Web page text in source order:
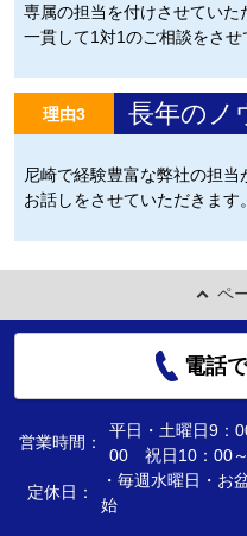
専属の担当を付けさせていた
一貫して1対1のご相談をさせ
理由3 長年のノ
尼崎で経験豊富な弊社の担
お話しをさせていただきます。
ペ
電話
営業時間：
平日・土曜日9：
00 祝日10：00
定休日：
・毎週水曜日・お
始